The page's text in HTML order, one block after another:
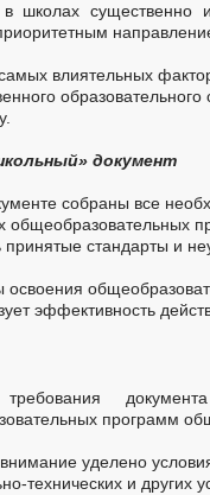
школах существенно и
влиятельных
документ
собраны все
общеобразовательных
стандарты и
освоения
эффективность
программ
уделено
технических и других